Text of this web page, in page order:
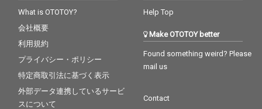
What is OTOTOY?
会社概要
利用規約
プライバシー・ポリシー
特定商取引法に基づく表示
外部データ連携しているサービ
スについて
Help Top
Make OTOTOY better
Found something weird? Please
mail us
Contact